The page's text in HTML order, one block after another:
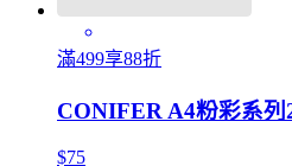
滿499享88折
CONIFER A4粉彩系列
$75